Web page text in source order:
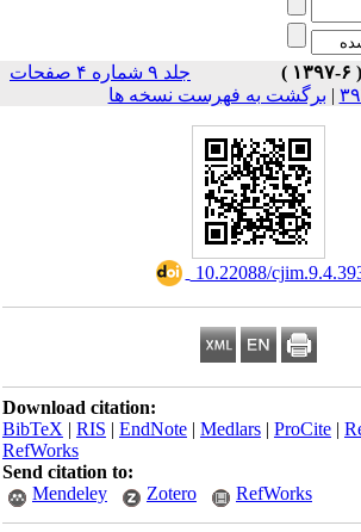
جلد ۹ شماره ۴ صفحات
|برگشت به فهرست نسخه ها
10.22088/
Download citation:
BibTeX|RIS|EndNote|Medlars|ProCite|
RefWorks
Send citation to:
Mendeley
Zotero RefWorks